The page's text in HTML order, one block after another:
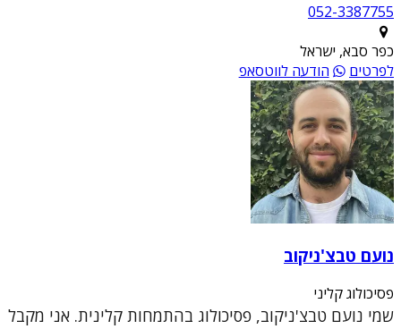
052-3387755
כפר סבא, ישראל
לפרטים
הודעה לווטסאפ
נועם טבצ'ניקוב
פסיכולוג קליני
שמי נועם טבצ'ניקוב, פסיכולוג בהתמחות קלינית. אני מקבל